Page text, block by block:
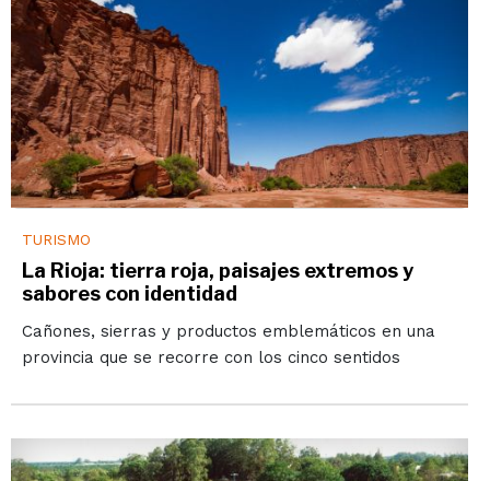
TURISMO
La Rioja: tierra roja, paisajes extremos y
sabores con identidad
Cañones, sierras y productos emblemáticos en una
provincia que se recorre con los cinco sentidos